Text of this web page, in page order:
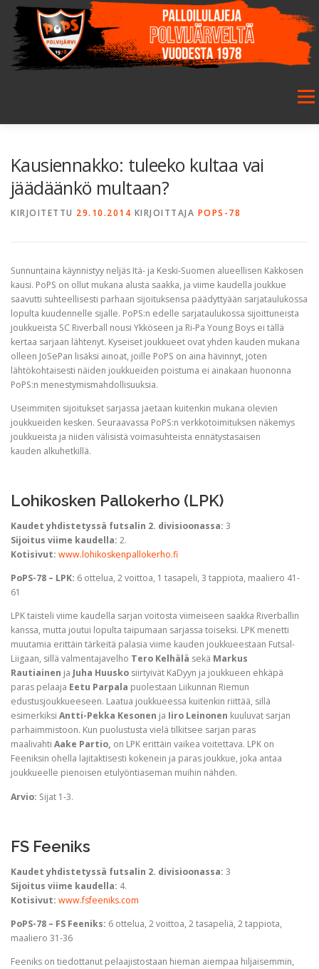
Siirry
sisältöön
Kausiennakko: tuleeko kultaa vai
jäädäänkö multaan?
KIRJOITETTU 29.10.2014 KIRJOITTAJA POPS-78
Sunnuntaina käynnistyy neljäs Itä- ja Keski-Suomen alueellisen Kakkosen
kausi. PoPS on ollut mukana alusta saakka, ja viime kaudella joukkue
saavutti suhteellisesti parhaan sijoituksensa päädyttyään sarjataulukossa
lopulta kuudennelle sijalle. PoPS:n edelle sarjataulukossa sijoittuneista
joukkueista SC Riverball nousi Ykköseen ja Ri-Pa Young Boys ei tällä
kertaa sarjaan lähtenyt. Kyseiset joukkueet ovat yhden kauden mukana
olleen JoSePan lisäksi ainoat, joille PoPS on aina hävinnyt, joten
lähtökohtaisesti näiden joukkueiden poistuma ei ainakaan huononna
PoPS:n menestymismahdollisuuksia.
Useimmiten sijoitukset sarjassa jaetaan kuitenkin mukana olevien
joukkueiden kesken. Seuraavassa PoPS:n verkkotoimituksen näkemys
joukkueista ja niiden välisistä voimasuhteista ennätystasaisen
kauden alkuhetkillä.
Lohikosken Pallokerho (LPK)
Kaudet yhdistetyssä futsalin 2. divisioonassa: 3
Sijoitus viime kaudella: 2.
Kotisivut: www.lohikoskenpallokerho.fi
PoPS-78 – LPK: 6 ottelua, 2 voittoa, 1 tasapeli, 3 tappiota, maaliero 41-
61
LPK taisteli viime kaudella sarjan voitosta viimeiseen saakka Riverballin
kanssa, mutta joutui lopulta taipumaan sarjassa toiseksi. LPK menetti
muutamia erittäin tärkeitä palasia viime kauden joukkueestaan Futsal-
Liigaan, sillä valmentajavelho Tero Kelhälä sekä Markus
Rautiainen ja Juha Huusko siirtyivät KaDyyn ja joukkueen ehkäpä
paras pelaaja Eetu Parpala puolestaan Liikunnan Riemun
edustusjoukkueeseen. Laatua joukkueessa kuitenkin riittää, sillä
esimerkiksi Antti-Pekka Kesonen ja Iiro Leinonen kuuluvat sarjan
parhaimmistoon. Kun puolustusta vielä tilkitsee sarjan paras
maalivahti Aake Partio, on LPK erittäin vaikea voitettava. LPK on
Feeniksin ohella lajitaktisesti kokenein ja paras joukkue, joka antaa
joukkueelle pienoisen etulyöntiaseman muihin nähden.
Arvio: Sijat 1-3.
FS Feeniks
Kaudet yhdistetyssä futsalin 2. divisioonassa: 3
Sijoitus viime kaudella: 4.
Kotisivut: www.fsfeeniks.com
PoPS-78 – FS Feeniks: 6 ottelua, 2 voittoa, 2 tasapeliä, 2 tappiota,
maaliero 31-36
Feeniks on tiedottanut pelaajistostaan hieman aiempaa hiljaisemmin,